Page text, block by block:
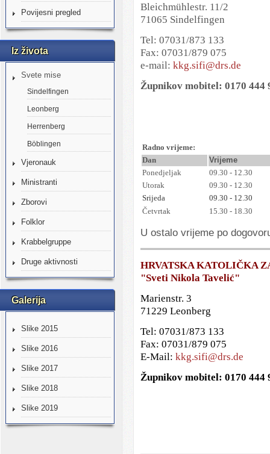
Povijesni pregled
Iz života
Svete mise
Sindelfingen
Leonberg
Herrenberg
Böblingen
Vjeronauk
Ministranti
Zborovi
Folklor
Krabbelgruppe
Druge aktivnosti
Galerija
Slike 2015
Slike 2016
Slike 2017
Slike 2018
Slike 2019
Bleichmühlestr. 11/2
71065 Sindelfingen
Tel: 07031/873 133
Fax: 07031/879 075
e-mail: kkg.sifi@drs.de
Župnikov mobitel: 0170 444
Radno vrijeme:
Dan
Vrijeme
Ponedjeljak
09.30 - 12.30
Utorak
09.30 - 12.30
Srijeda
09.30 - 12.30
Četvrtak
15.30 - 18.30
U ostalo vrijeme po
HRVATSKA KATOLIČKA
"Sveti Nikola Tavelić"
Marienstr. 3
71229 Leonberg
Tel: 07031/873 133
Fax: 07031/879 075
E-Mail: kkg.sifi@drs.de
Župnikov mobitel: 0170 444